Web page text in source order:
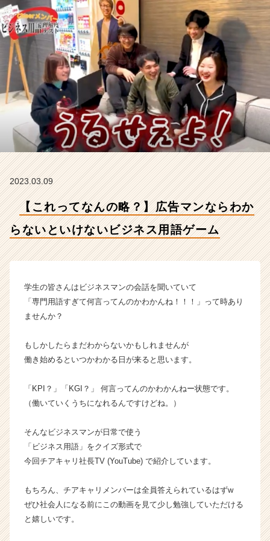
と
い
け
な
い
ビ
ジ
ネ
ス
用
語
ゲ
ー
会
社
C
r
タ
ラ
イ
ン
ャ
ー・
成
企
か
2023.03.09
【これってなんの略？】広告マンならわか
らないといけないビジネス用語ゲーム
学生の皆さんはビジネスマンの会話を聞いていて
「専門用語すぎて何言ってんのかわかんね！！！」って時あり
ませんか？
もしかしたらまだわからないかもしれませんが
働き始めるといつかわかる日が来ると思います。
「KPI？」「KGI？」 何言ってんのかわかんねー状態です。
（働いていくうちになれるんですけどね。）
そんなビジネスマンが日常で使う
「ビジネス用語」をクイズ形式で
今回チアキャリ社長TV (YouTube) で紹介しています。
もちろん、チアキャリメンバーは全員答えられているはずw
ぜひ社会人になる前にこの動画を見て少し勉強していただける
と嬉しいです。